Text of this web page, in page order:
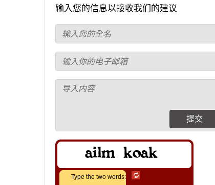
输入您的信息以接收我们的建议
提交
Type the two words: